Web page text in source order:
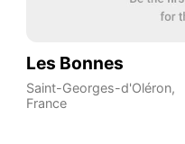
Les Bonnes
Saint-Georges-d'Oléron,
France